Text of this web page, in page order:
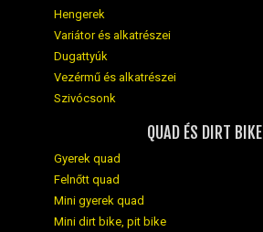
Hengerek
Variátor és alkatrészei
Dugattyúk
Vezérmű és alkatrészei
Szivócsonk
QUAD ÉS DIRT BIKE
Gyerek quad
Felnőtt quad
Mini gyerek quad
Mini dirt bike, pit bike